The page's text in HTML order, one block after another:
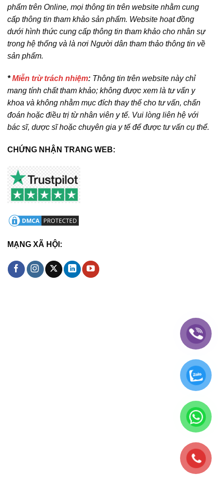
phẩm trên Online, mọi thông tin trên website nhằm cung
cấp thông tin tham khảo sản phẩm. Website hoạt đồng
dưới hình thức cung cấp thông tin tham khảo cho nhân sự
trong hệ thống và là nơi Người dân tham thảo thông tin về
sản phẩm.
*Miễn trừ trách nhiệm: Thông tin trên website này chỉ
mang tính chất tham khảo; không được xem là tư vấn y
khoa và không nhằm mục đích thay thế cho tư vấn, chẩn
đoán hoặc điều trị từ nhân viên y tế. Vui lòng liên hệ với
bác sĩ, dược sĩ hoặc chuyên gia y tế để được tư vấn cụ thể.
CHỨNG NHẬN TRANG WEB:
MẠNG XÃ HỘI: